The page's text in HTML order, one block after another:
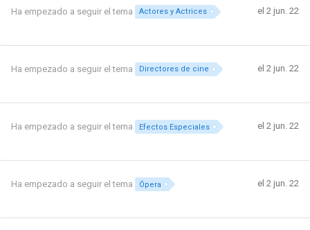
Ha empezado a seguir el tema Actores y Actrices el 2 jun. 22
Ha empezado a seguir el tema Directores de cine el 2 jun. 22
Ha empezado a seguir el tema Efectos Especiales el 2 jun. 22
Ha empezado a seguir el tema Ópera el 2 jun. 22